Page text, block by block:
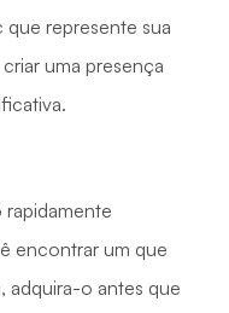
represente sua
uma presença
encontrar um que
adquira-o antes que